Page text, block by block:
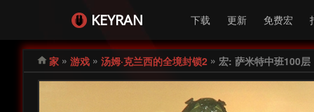
KEYRAN 下载 更新 免费宏
家 » 游戏 » 汤姆·克兰西的全境封锁2 » 宏: 萨米特中班100层